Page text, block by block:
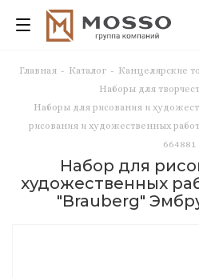
Главная - Каталог - Канцелярские
Наборы для
Наборы для рисования и
рисования и художественных
664881
Набор для
художественных
"Brauberg"